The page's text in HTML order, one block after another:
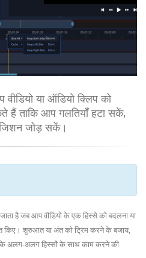
या ऑडियो क्लिप को
हैं ताकि आप गलतियाँ हटा सकें,
जोड़ सकें।
है जब आप वीडियो के एक हिस्से को बदलना या
किए। शुरुआत या अंत को ट्रिम करने के बजाय,
के अलग-अलग हिस्सों के साथ काम करने की